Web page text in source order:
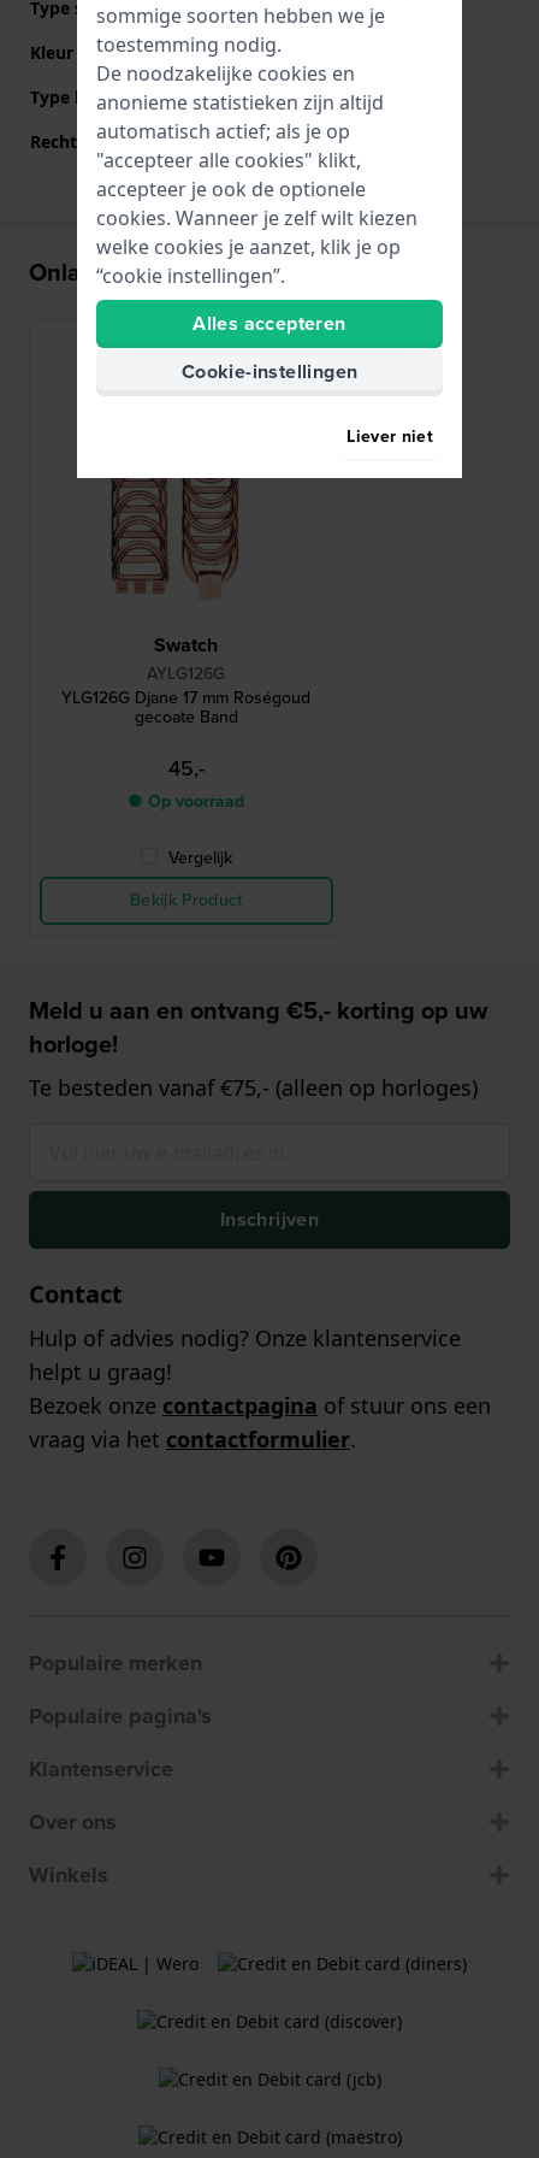
Type sluiting
Sieraadsluiting
Kleur sluiting
Roségoud
Type bevestiging
Stalen pennen
Rechte bandaanzet
Nee
Onlangs bekeken
Swatch
AYLG126G
YLG126G Djane 17 mm Roségoud
gecoate Band
45,-
● Op voorraad
Vergelijk
Bekijk Product
Meld u aan en ontvang €5,- korting op uw
horloge!
Te besteden vanaf €75,- (alleen op horloges)
Inschrijven
Contact
Hulp of advies nodig? Onze klantenservice
helpt u graag!
Bezoek onze contactpagina of stuur ons een
vraag via het contactformulier.
Populaire merken
Populaire pagina's
Klantenservice
Over ons
Winkels
sommige soorten hebben we je
toestemming nodig.
De noodzakelijke cookies en
anonieme statistieken zijn altijd
automatisch actief; als je op
"accepteer alle cookies" klikt,
accepteer je ook de optionele
cookies. Wanneer je zelf wilt kiezen
welke cookies je aanzet, klik je op
“cookie instellingen”.
Alles accepteren
Cookie-instellingen
Liever niet